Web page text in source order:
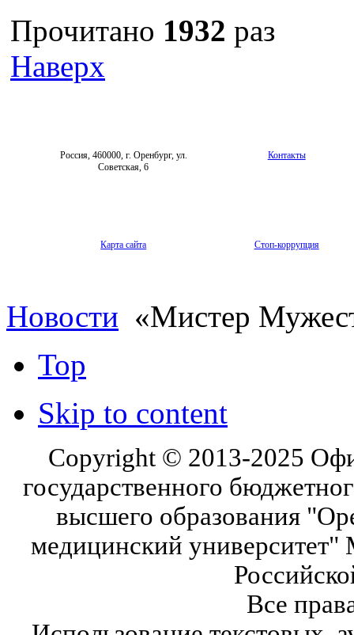
Прочитано 1932 раз
Наверх
Россия, 460000, г. Оренбург, ул.
Советская, 6
Контакты
Карта сайта Стоп-коррупция
Новости «Мистер
Top
Skip to content
Copyright © 2013-2025
государственного
высшего образования
медицинский университет"
Все